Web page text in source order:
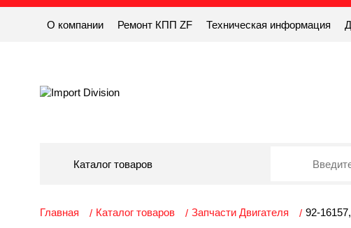
О компании Ремонт КПП ZF Техническая информация
Каталог товаров
Главная Каталог товаров Запчасти Двигателя 92-